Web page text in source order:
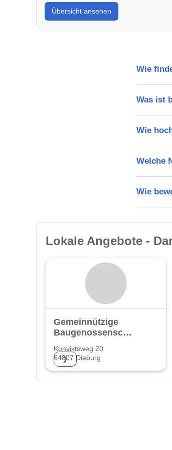
Übersicht ansehen
Wie
Was ist
Wie
Welche
Wie
Lokale Angebote -
Gemeinnützige
Baugenossenschaft
Konviktsweg 20
64807 Dieburg
❯